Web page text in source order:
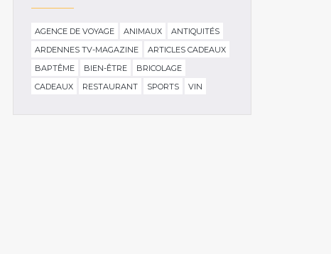
AGENCE DE VOYAGE ANIMAUX
ANTIQUITÉS
ARDENNES TV-MAGAZINE
ARTICLES CADEAUX
BAPTÊME
BIEN-ÊTRE
BRICOLAGE
CADEAUX
RESTAURANT SPORTS VIN